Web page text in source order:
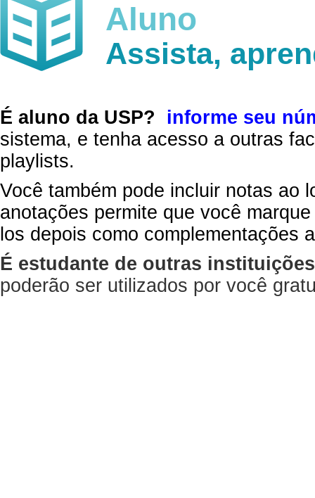
Aluno
Assista,
É aluno da USP?
informe seu
sistema, e tenha acesso a outras
playlists.
Você também pode incluir notas ao
anotações permite que você
los depois como complementações
É estudante de outras
poderão ser utilizados por você